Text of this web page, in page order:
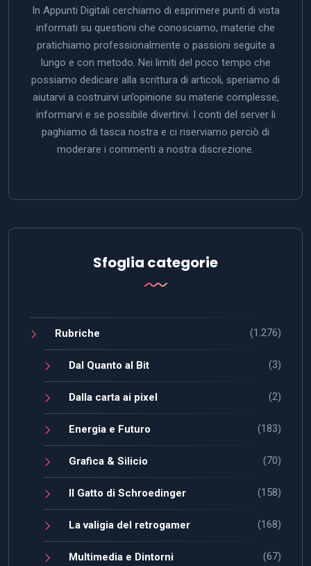
In Appunti Digitali cerchiamo di esprimere punti di vista
informati su questioni che conosciamo, materie che
pratichiamo professionalmente o passioni seguite a
lungo e con metodo. Nei limiti del poco tempo che
possiamo dedicare alla scrittura di articoli, speriamo di
aiutarvi a costruirvi un’opinione su materie complesse,
informarvi e se possibile divertirvi. I conti del server li
paghiamo di tasca nostra e ci riserviamo perciò di
moderare i commenti a nostra discrezione.
Sfoglia categorie
Rubriche (1.276)
Dal Quanto al Bit (3)
Dalla carta ai pixel (2)
Energia e Futuro (183)
Grafica & Silicio (70)
Il Gatto di Schroedinger (158)
La valigia del retrogamer (168)
Multimedia e Dintorni (67)